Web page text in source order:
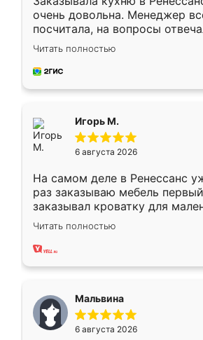
очень довольна. Менеджер
посчитала, на вопросы
Замерщик приехал в субботу,
делу со всей
за день, ребята работали
Читать полностью
Игорь М.
6 августа 2026
На самом деле в Ренессанс
раз заказываю мебель
заказывал кроватку для
ребёнка при его рождении ,во
заказал шкаф-купе. По
хорошее сборка достаточно
меньше, здесь же он более
Мне нравится ,если что-то
мебели буду заказывать
Читать полностью
Мальвина
6 августа 2026